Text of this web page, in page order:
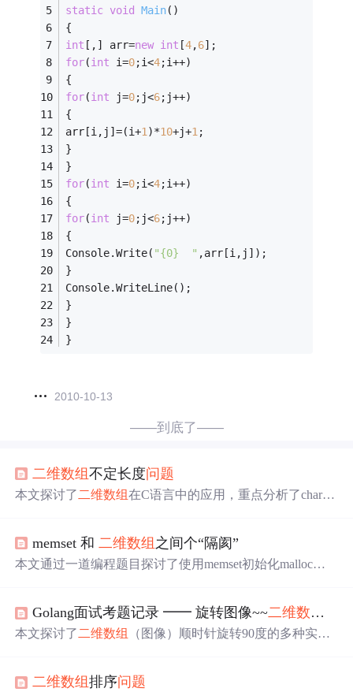
static void Main()
{
int [,] arr=new int [4,6];
for(int i=0;i<4;i++)
{
for(int j=0;j<6;j++)
{
arr[i,j]=(i+1 )*10+j+1 ;
}
}
for(int i=0;i<4;i++)
{
for(int j=0;j<6;j++)
{
Console.Write( "{0}  " ,arr[i,j]);
}
Console.WriteLine();
}
}
}
2010-10-13
——到底了——
二维数组不定长度问题
本文探讨了 二维数组在C语言中的应用，重点分析了chara[]
存储特点。
memset 和 二维数组 之间个“隔阂”
本文通过一道编程题目探讨了使用memset初始化malloc或ca
of(P)返回的是指针的大小而非实际内存大小。解决方案是
使用calloc初始化二维数组，因为它会自动将内存置零。
Golang面试考题记录 ━━ 旋转图像~~二维数组
本文探讨了 二维数组
（图像）顺时针旋转90度的多种实现
二维数组排序问题